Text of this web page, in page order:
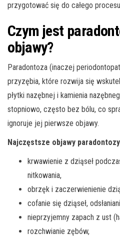
przygotować się do całego
Czym jest
objawy?
Paradontoza (inaczej
przyzębia, które rozwija się
płytki nazębnej i kamienia
stopniowo, często bez bólu, co
ignoruje jej pierwsze objawy.
Najczęstsze objawy
krwawienie z dziąseł
nitkowania,
obrzęk i zaczerwienienie
cofanie się dziąseł,
nieprzyjemny zapach z ust
rozchwianie zębów,